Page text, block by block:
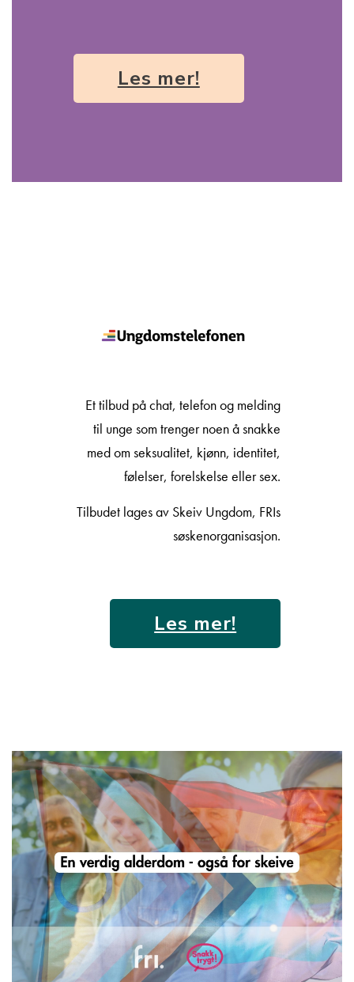
Les mer!
Et tilbud på chat, telefon og melding
til unge som trenger noen å snakke
med om seksualitet, kjønn, identitet,
følelser, forelskelse eller sex.
Tilbudet lages av Skeiv Ungdom, FRIs
søskenorganisasjon.
Les mer!